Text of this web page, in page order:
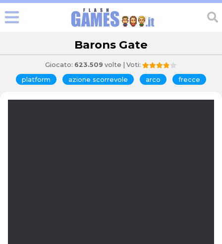
Barons Gate
Giocato: 623.509 volte | Voti:
platform azione scorrevole arco frecce